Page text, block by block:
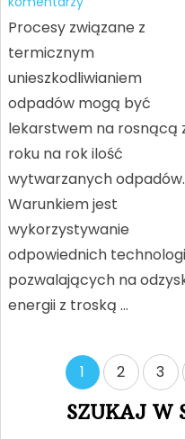
Procesy związane z
termicznym
unieszkodliwianiem
odpadów mogą być
lekarstwem na rosnącą
roku na rok ilość
wytwarzanych odpadów.
Warunkiem jest
wykorzystywanie
odpowiednich
pozwalających na
energii z troską …
Stronicowanie
wpisów
1 2 3
SZUKAJ W